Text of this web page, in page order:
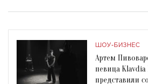
ШОУ-БИЗНЕС
Артем
певица Klavdia
представили